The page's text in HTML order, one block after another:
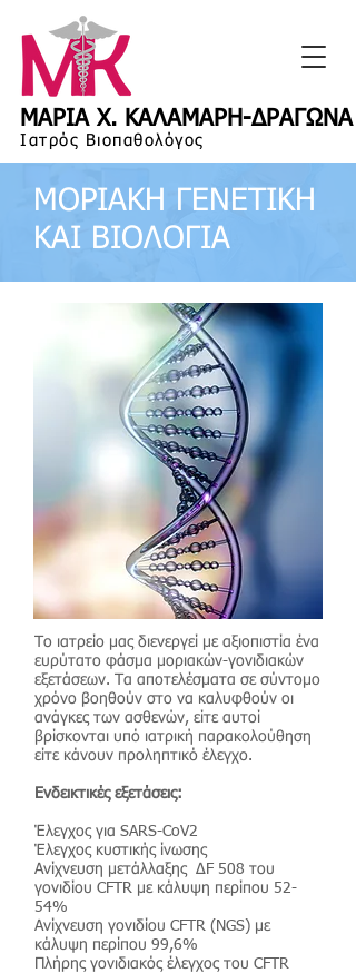
ΜΑΡΙΑ Χ. ΚΑΛΑΜΑΡΗ-ΔΡΑΓΩΝΑ
Ιατρός Βιοπαθολόγος
ΜΟΡΙΑΚΗ ΓΕΝΕΤΙΚΗ
ΚΑΙ ΒΙΟΛΟΓΙΑ
Το ιατρείο μας διενεργεί με αξιοπιστία ένα
ευρύτατο φάσμα μοριακών-γονιδιακών
εξετάσεων. Τα αποτελέσματα σε σύντομο
χρόνο βοηθούν στο να καλυφθούν οι
ανάγκες των ασθενών, είτε αυτοί
βρίσκονται υπό ιατρική παρακολούθηση
είτε κάνουν προληπτικό έλεγχο.
Ενδεικτικές εξετάσεις:
Έλεγχος για SARS-CoV2
Έλεγχος κυστικής ίνωσης
Ανίχνευση μετάλλαξης ΔF 508 του
γονιδίου CFTR με κάλυψη περίπου 52-
54%
Ανίχνευση γονιδίου CFTR (NGS) με
κάλυψη περίπου 99,6%
Πλήρης γονιδιακός έλεγχος του CFTR